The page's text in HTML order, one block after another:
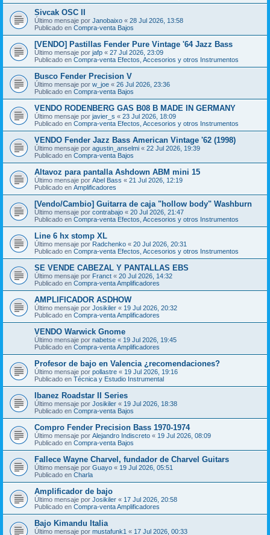
Sivcak OSC II
Último mensaje por Janobaixo « 28 Jul 2026, 13:58
Publicado en Compra-venta Bajos
[VENDO] Pastillas Fender Pure Vintage '64 Jazz Bass
Último mensaje por jafp « 27 Jul 2026, 23:09
Publicado en Compra-venta Efectos, Accesorios y otros Instrumentos
Busco Fender Precision V
Último mensaje por w_joe « 26 Jul 2026, 23:36
Publicado en Compra-venta Bajos
VENDO RODENBERG GAS B08 B MADE IN GERMANY
Último mensaje por javier_s « 23 Jul 2026, 18:09
Publicado en Compra-venta Efectos, Accesorios y otros Instrumentos
VENDO Fender Jazz Bass American Vintage '62 (1998)
Último mensaje por agustin_anselmi « 22 Jul 2026, 19:39
Publicado en Compra-venta Bajos
Altavoz para pantalla Ashdown ABM mini 15
Último mensaje por Abel Bass « 21 Jul 2026, 12:19
Publicado en Amplificadores
[Vendo/Cambio] Guitarra de caja "hollow body" Washburn
Último mensaje por contrabajo « 20 Jul 2026, 21:47
Publicado en Compra-venta Efectos, Accesorios y otros Instrumentos
Line 6 hx stomp XL
Último mensaje por Radchenko « 20 Jul 2026, 20:31
Publicado en Compra-venta Efectos, Accesorios y otros Instrumentos
SE VENDE CABEZAL Y PANTALLAS EBS
Último mensaje por Franct « 20 Jul 2026, 14:32
Publicado en Compra-venta Amplificadores
AMPLIFICADOR ASDHOW
Último mensaje por Josikiler « 19 Jul 2026, 20:32
Publicado en Compra-venta Amplificadores
VENDO Warwick Gnome
Último mensaje por nabetse « 19 Jul 2026, 19:45
Publicado en Compra-venta Amplificadores
Profesor de bajo en Valencia ¿recomendaciones?
Último mensaje por pollastre « 19 Jul 2026, 19:16
Publicado en Técnica y Estudio Instrumental
Ibanez Roadstar II Series
Último mensaje por Josikiler « 19 Jul 2026, 18:38
Publicado en Compra-venta Bajos
Compro Fender Precision Bass 1970-1974
Último mensaje por Alejandro Indiscreto « 19 Jul 2026, 08:09
Publicado en Compra-venta Bajos
Fallece Wayne Charvel, fundador de Charvel Guitars
Último mensaje por Guayo « 19 Jul 2026, 05:51
Publicado en Charla
Amplificador de bajo
Último mensaje por Josikiler « 17 Jul 2026, 20:58
Publicado en Compra-venta Amplificadores
Bajo Kimandu Italia
Último mensaje por mustafunk1 « 17 Jul 2026, 00:33